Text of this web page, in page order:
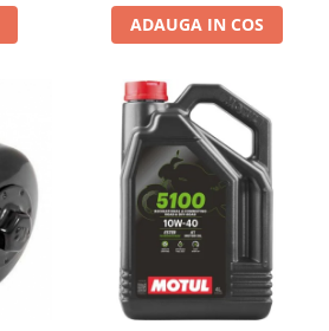
ADAUGA IN COS